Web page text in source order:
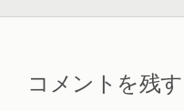
コメントを残す